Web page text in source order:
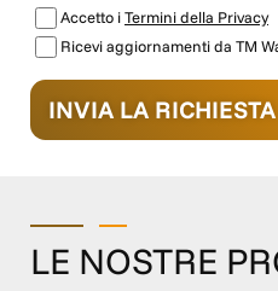
Accetto iTermini della Privacy
Ricevi aggiornamenti da TM
INVIA LA RICHIESTA
LE NOSTRE